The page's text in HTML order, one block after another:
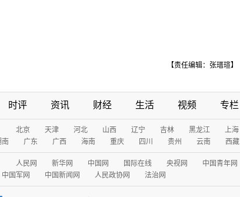
【责任编辑：张瑨瑄】
时评 资讯 财经 生活 视频 专栏
北京 天津 河北 山西 辽宁 吉林 黑龙江 上海
南 广东 广西 海南 重庆 四川 贵州 云南 西藏
人民网 新华网 中国网 国际在线 央视网 中国青年网
中国军网 中国新闻网 人民政协网 法治网